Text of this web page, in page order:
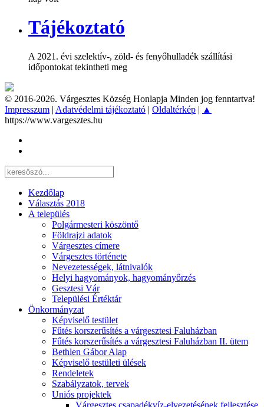
Tájékoztató
A 2021. évi szelektív-, zöld- és fenyőhulladék szállítási
időpontokat tekintheti meg
© 2016-2026. Várgesztes Község Honlapja Minden jog fenntartva!
Impresszum | Adatvédelmi tájékoztató | Oldaltérkép | ▲
https://www.vargesztes.hu
Kezdőlap
Választás 2018
A település
Polgármesteri köszöntő
Földrajzi adatok
Várgesztes címere
Várgesztes története
Nevezetességek, látnivalók
Helyi hagyományok, hagyományőrzés
Gesztesi Vár
Települési Értéktár
Önkormányzat
Képviselő testület
Fűtés korszerűsítés a várgesztesi Faluházban
Fűtés korszerűsítés a várgesztesi Faluházban II. ütem
Bethlen Gábor Alap
Képviselő testületi ülések
Rendeletek
Szabályzatok, tervek
Uniós projektek
Várgesztes csapadékvíz-elvezetésének fejlesztése